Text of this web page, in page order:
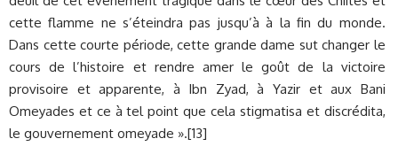
cette flamme ne s’éteindra pas jusqu’à à la fin du monde.
Dans cette courte période, cette grande dame sut changer le
cours de l’histoire et rendre amer le goût de la victoire
provisoire et apparente, à Ibn Zyad, à Yazir et aux Bani
Omeyades et ce à tel point que cela stigmatisa et discrédita,
le gouvernement omeyade ».[13]